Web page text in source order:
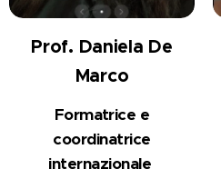
Prof. Daniela De
Marco
Formatrice e
coordinatrice
internazionale